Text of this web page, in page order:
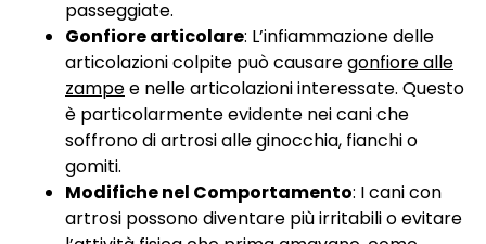
passeggiate.
Gonfiore articolare: L’infiammazione delle
articolazioni colpite può causaregonfiore alle
zampee nelle articolazioni interessate. Questo
è particolarmente evidente nei cani che
soffrono di artrosi alle ginocchia, fianchi o
gomiti.
Modifiche nel Comportamento: I cani con
artrosi possono diventare più irritabili o evitare